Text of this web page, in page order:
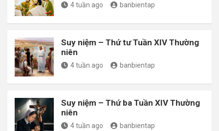
4 tuần ago banbientap
Suy niệm – Thứ tư Tuần XIV Thường
niên
4 tuần ago banbientap
Suy niệm – Thứ ba Tuần XIV Thường
niên
4 tuần ago banbientap